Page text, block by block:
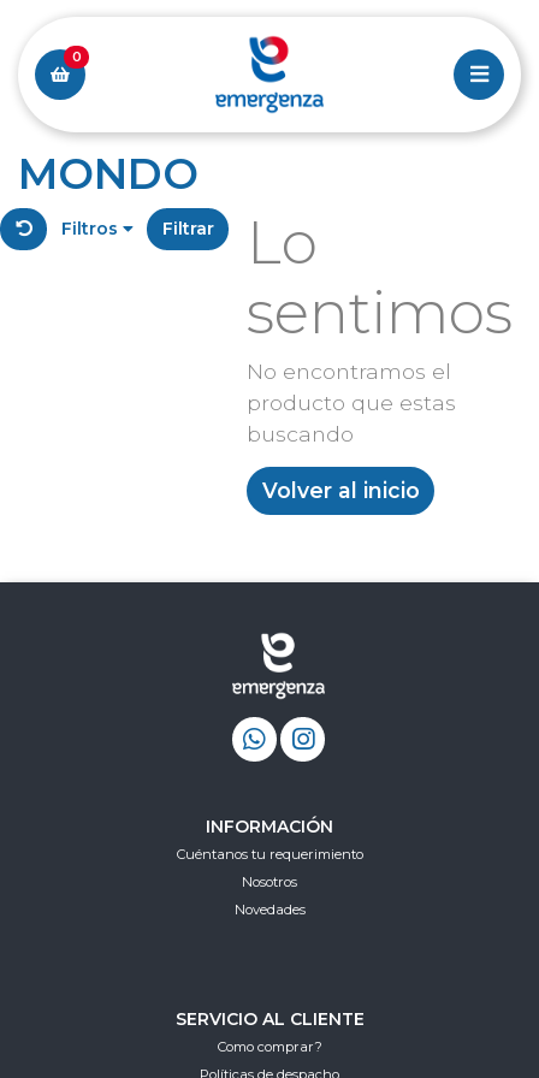
0
MONDO
Filtros Filtrar
Lo
sentimos
No encontramos el
producto que estas
buscando
Volver al inicio
INFORMACIÓN
Cuéntanos tu requerimiento
Nosotros
Novedades
SERVICIO AL CLIENTE
Como comprar?
Políticas de despacho